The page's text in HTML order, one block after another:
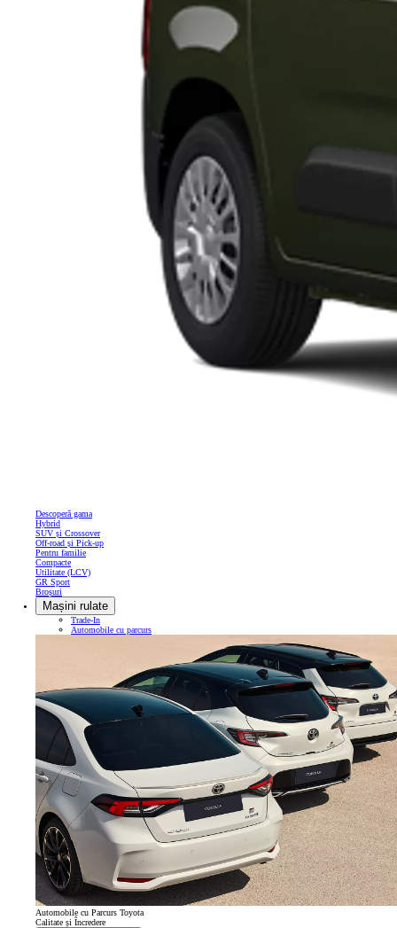
Descoperă gama
Hybrid
SUV și Crossover
Off-road și Pick-up
Pentru familie
Compacte
Utilitate (LCV)
GR Sport
Broșuri
Mașini rulate
Trade-In
Automobile cu parcurs
Automobile cu Parcurs Toyota
Calitate și Încredere